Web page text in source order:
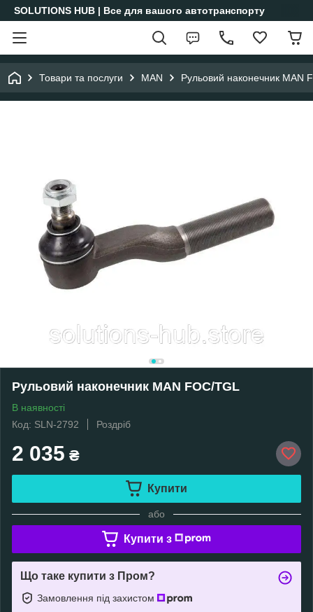
SOLUTIONS HUB | Все для вашого автотранспорту
Товари та послуги MAN Рульовий наконечник MAN
Рульовий наконечник MAN FOC/TGL
В наявності
Код: SLN-2792
Роздріб
2 035 ₴
Купити
або
Купити з
Що таке купити з Пром?
Замовлення під захистом